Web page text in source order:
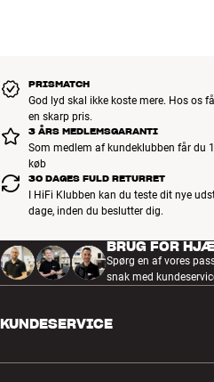
PRISMATCH
God lyd skal ikke koste mere. Hos os
en skarp pris.
3 ÅRS MEDLEMSGARANTI
Som medlem af kundeklubben får du
køb
30 DAGES FULD RETURRET
I HiFi Klubben kan du teste dit nye
dage, inden du beslutter dig.
BRUG FOR
Spørg en af vores
snak med
KUNDESERVICE